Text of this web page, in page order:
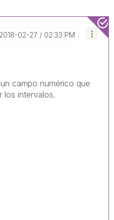
‎2018-02-27 02:33 PM
campo numérico que
los intervalos.